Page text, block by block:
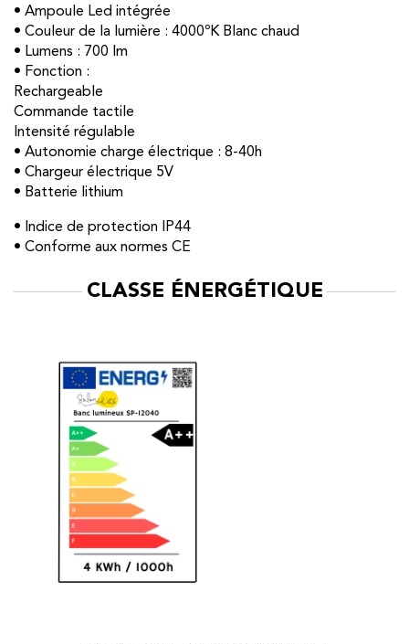
• Ampoule Led intégrée
• Couleur de la lumière : 4000ºK Blanc chaud
• Lumens : 700 lm
• Fonction :
Rechargeable
Commande tactile
Intensité régulable
• Autonomie charge électrique : 8-40h
• Chargeur électrique 5V
• Batterie lithium
• Indice de protection IP44
• Conforme aux normes CE
CLASSE ÉNERGÉTIQUE